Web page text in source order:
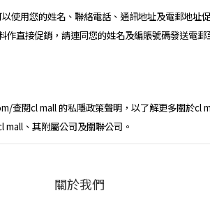
用您的姓名、聯絡電話、通訊地址及電郵地址
直接促銷，請連同您的姓名及編賬號碼發送電
閱cl mall 的私隱政策聲明，以了解更多關於cl
mall、其附屬公司及關聯公司。
關於我們